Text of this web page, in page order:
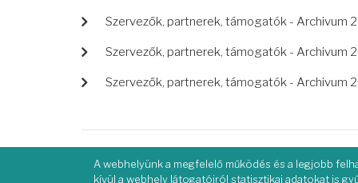
Szervezők, partnerek, támogatók - Archivum
Szervezők, partnerek, támogatók - Archivum
Szervezők, partnerek, támogatók - Archivum
A webhelyünk a megfelelő működés és a legjobb
kívül a webhely látogatóiról statisztikai adatokat is